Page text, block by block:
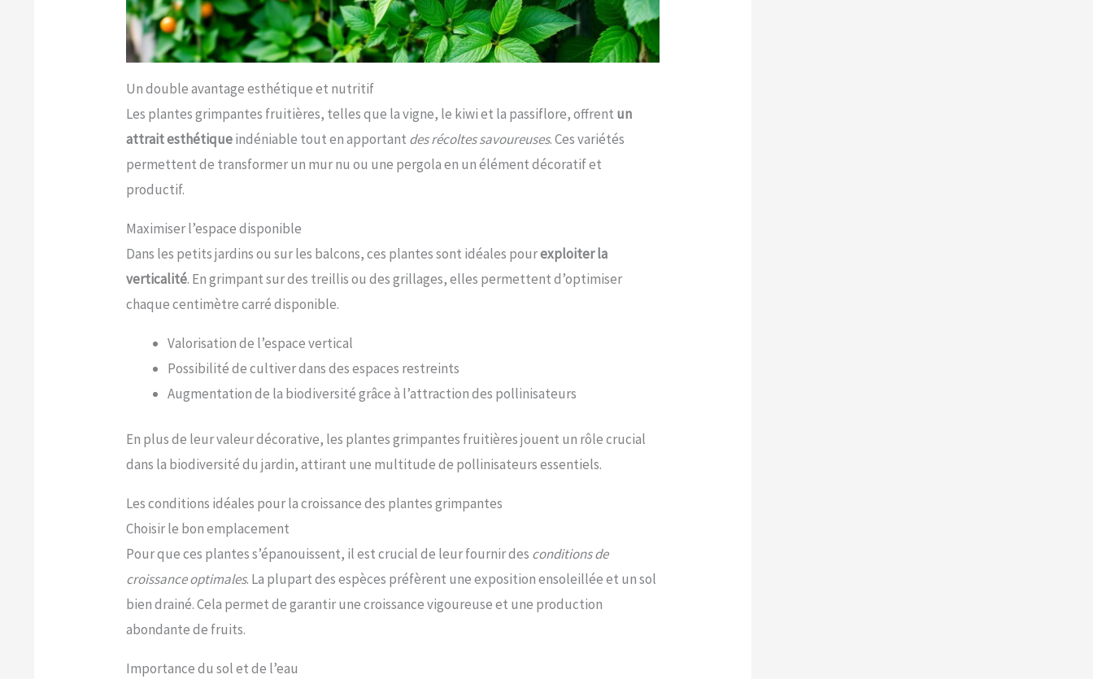
Un double avantage esthétique et nutritif
Les plantes grimpantes fruitières, telles que la vigne, le kiwi et la passiflore, offrent un
attrait esthétiqueindéniable tout en apportant des récoltes savoureuses. Ces variétés
permettent de transformer un mur nu ou une pergola en un élément décoratif et
productif.
Maximiser l’espace disponible
Dans les petits jardins ou sur les balcons, ces plantes sont idéales pourexploiter la
verticalité. En grimpant sur des treillis ou des grillages, elles permettent d’optimiser
chaque centimètre carré disponible.
Valorisation de l’espace vertical
Possibilité de cultiver dans des espaces restreints
Augmentation de la biodiversité grâce à l’attraction des pollinisateurs
En plus de leur valeur décorative, les plantes grimpantes fruitières jouent un rôle crucial
dans la biodiversité du jardin, attirant une multitude de pollinisateurs essentiels.
Les conditions idéales pour la croissance des plantes grimpantes
Choisir le bon emplacement
Pour que ces plantes s’épanouissent, il est crucial de leur fournir des conditions de
croissance optimales. La plupart des espèces préfèrent une exposition ensoleillée et un sol
bien drainé. Cela permet de garantir une croissance vigoureuse et une production
abondante de fruits.
Importance du sol et de l’eau